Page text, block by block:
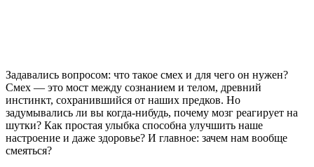
Задавались вопросом: что такое смех и для чего он нужен?
Смех — это мост между сознанием и телом, древний
инстинкт, сохранившийся от наших предков. Но
задумывались ли вы когда-нибудь, почему мозг реагирует на
шутки? Как простая улыбка способна улучшить наше
настроение и даже здоровье? И главное: зачем нам вообще
смеяться?